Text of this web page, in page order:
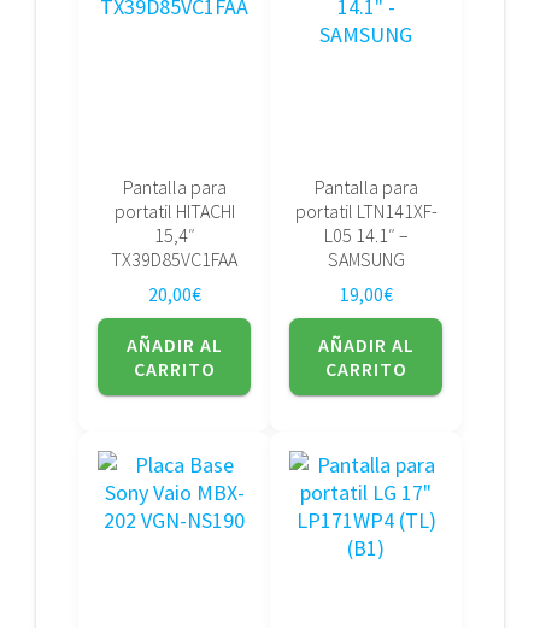
Pantalla para
portatil HITACHI
15,4″
TX39D85VC1FAA
20,00€
AÑADIR AL
CARRITO
Pantalla para
portatil LTN141XF-
L05 14.1″ –
SAMSUNG
19,00€
AÑADIR AL
CARRITO